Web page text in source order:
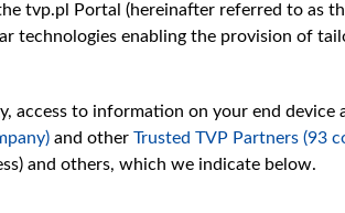
Belsat English
Biełsat PL
Белсат Shorts
Белсат History
Белсат Music
tvp.pl Portal (hereinafter referred to as
technologies enabling the provision of
to information on your end device
and other Trusted TVP Partners (93
and others, which we indicate below.